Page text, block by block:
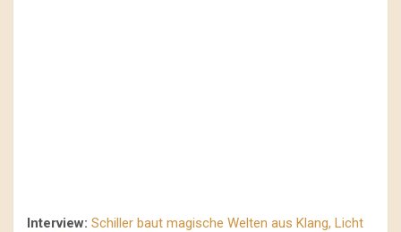
Interview: Schiller baut magische Welten aus Klang, Licht